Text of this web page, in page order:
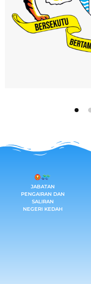
JABATAN
PENGAIRAN DAN
SALIRAN
NEGERI KEDAH